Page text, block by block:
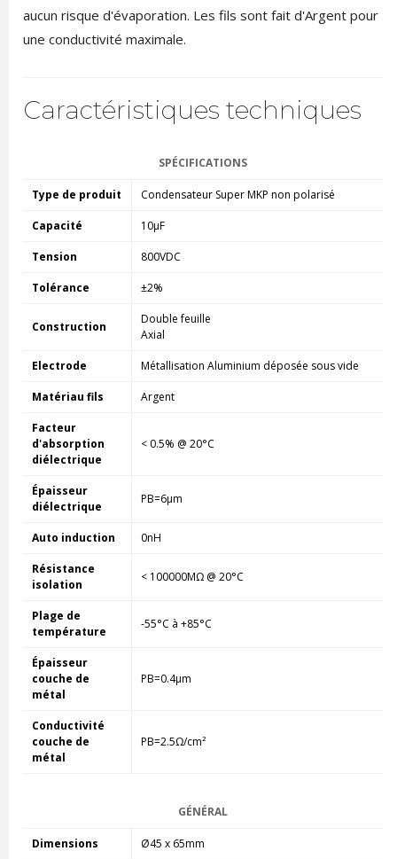
aucun risque d'évaporation. Les fils sont fait d'Argent pour
une conductivité maximale.
Caractéristiques techniques
SPÉCIFICATIONS
Type de produit Condensateur Super MKP non polarisé
Capacité 10µF
Tension 800VDC
Tolérance ±2%
Construction
Double feuille
Axial
Electrode Métallisation Aluminium déposée sous vide
Matériau fils Argent
Facteur
d'absorption
diélectrique
< 0.5% @ 20°C
Épaisseur
diélectrique
PB=6µm
Auto induction 0nH
Résistance
isolation
< 100000MΩ @ 20°C
Plage de
température
-55°C à +85°C
Épaisseur
couche de
métal
PB=0.4µm
Conductivité
couche de
métal
PB=2.5Ω/cm²
GÉNÉRAL
Dimensions Ø45 x 65mm